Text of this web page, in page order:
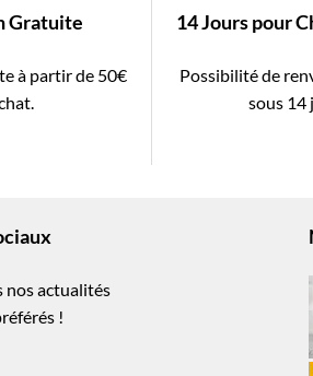
Gratuite
à partir de 50€
14 Jours pour
Possibilité de
sous 14
nos actualités
!